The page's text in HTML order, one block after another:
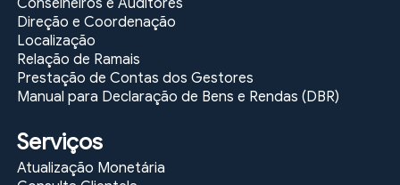
Conselheiros e Auditores
Direção e Coordenação
Localização
Relação de Ramais
Prestação de Contas dos Gestores
Manual para Declaração de Bens e Rendas (DBR)
Serviços
Atualização Monetária